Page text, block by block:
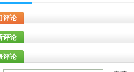
狐AI软件v1.0.00 官方版
评论
评论
评论